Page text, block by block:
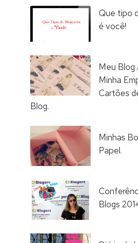
Que tipo
é você!
Meu Blog
Minha
Cartões
Blog.
Minhas
Papel.
Blogs